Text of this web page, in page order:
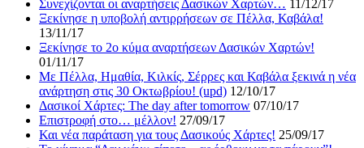
Συνεχίζονται οι αναρτήσεις Δασικών Χαρτών… 11/12/17
Ξεκίνησε η υποβολή αντιρρήσεων σε Πέλλα, Καβάλα!
13/11/17
Ξεκίνησε το 2ο κύμα αναρτήσεων Δασικών Χαρτών!
01/11/17
Με Πέλλα, Ημαθία, Κιλκίς, Σέρρες και Καβάλα ξεκινά η νέα
ανάρτηση στις 30 Οκτωβρίου! (upd) 12/10/17
Δασικοί Χάρτες: The day after tomorrow 07/10/17
Επιστροφή στο… μέλλον! 27/09/17
Και νέα παράταση για τους Δασικούς Χάρτες! 25/09/17